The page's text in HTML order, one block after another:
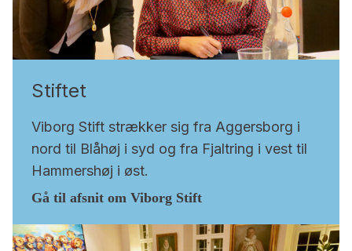
Stiftet
Viborg Stift strækker sig fra Aggersborg i
nord til Blåhøj i syd og fra Fjaltring i vest til
Hammershøj i øst.
Gå til afsnit om Viborg Stift